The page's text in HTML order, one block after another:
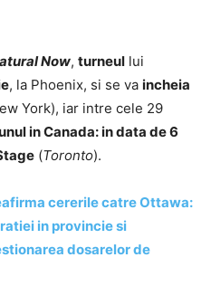
Now, turneul lui
, la Phoenix, si se va incheia
York), iar intre cele 29
in Canada: in data de 6
(Toronto).
cererile catre Ottawa:
in provincie si
dosarelor de